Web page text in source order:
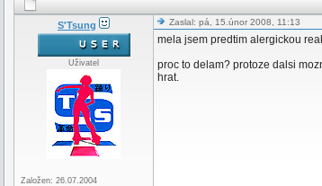
S'Tsung
Uživatel
Založen: 26.07.2004
Zaslal: pá, 15.únor 2008, 11:13
mela jsem predtim alergickou
proc to delam? protoze dalsi
hrat.